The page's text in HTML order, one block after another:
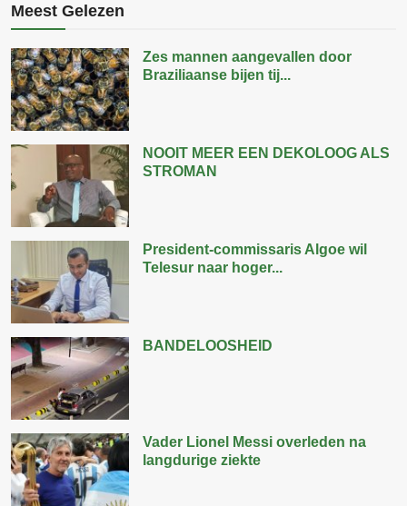
Meest Gelezen
Zes mannen aangevallen door
Braziliaanse bijen tij...
NOOIT MEER EEN DEKOLOOG ALS
STROMAN
President-commissaris Algoe wil
Telesur naar hoger...
BANDELOOSHEID
Vader Lionel Messi overleden na
langdurige ziekte